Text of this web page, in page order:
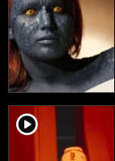
player2